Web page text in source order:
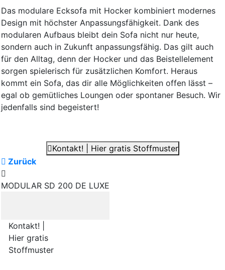
Das modulare Ecksofa mit Hocker kombiniert modernes
Design mit höchster Anpassungsfähigkeit. Dank des
modularen Aufbaus bleibt dein Sofa nicht nur heute,
sondern auch in Zukunft anpassungsfähig. Das gilt auch
für den Alltag, denn der Hocker und das Beistellelement
sorgen spielerisch für zusätzlichen Komfort. Heraus
kommt ein Sofa, das dir alle Möglichkeiten offen lässt –
egal ob gemütliches Loungen oder spontaner Besuch. Wir
jedenfalls sind begeistert!
Kontakt! | Hier gratis Stoffmuster
Zurück
MODULAR SD 200 DE LUXE
Kontakt! |
Hier gratis
Stoffmuster